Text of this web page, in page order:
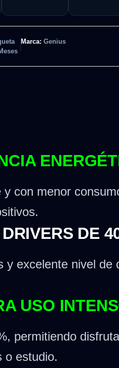
Marca: Genius
con menor
DE
y excelente nivel de
USO
permitiendo
o estudio.